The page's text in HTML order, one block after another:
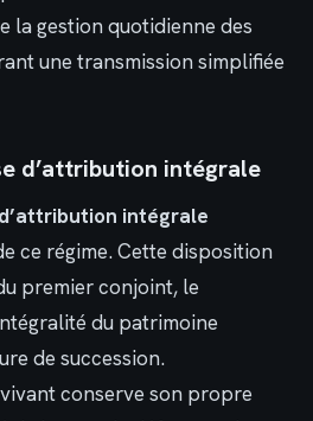
la gestion quotidienne des
une transmission simplifiée
d’attribution intégrale
intégrale
ce régime. Cette disposition
premier conjoint, le
du patrimoine
de succession.
conserve son propre